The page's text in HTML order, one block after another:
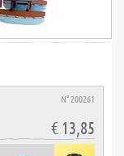
N° 200261
€ 13,85